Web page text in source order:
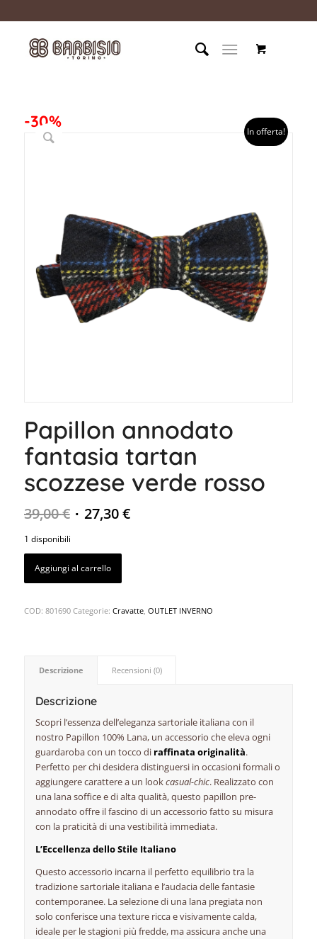
-30%
In offerta!
Papillon annodato
fantasia tartan
scozzese verde rosso
39,00€ 27,30€
1 disponibili
Aggiungi al carrello
COD: 801690 Categorie: Cravatte, OUTLET INVERNO
Descrizione Recensioni (0)
Descrizione
Scopri l’essenza dell’eleganza sartoriale italiana con il
nostro Papillon 100% Lana, un accessorio che eleva ogni
guardaroba con un tocco di raffinata originalità.
Perfetto per chi desidera distinguersi in occasioni formali o
aggiungere carattere a un lookcasual-chic. Realizzato con
una lana soffice e di alta qualità, questo papillon pre-
annodato offre il fascino di un accessorio fatto su misura
con la praticità di una vestibilità immediata.
L’Eccellenza dello Stile Italiano
Questo accessorio incarna il perfetto equilibrio tra la
tradizione sartoriale italiana e l’audacia delle fantasie
contemporanee. La selezione di una lana pregiata non
solo conferisce una texture ricca e visivamente calda,
ideale per le stagioni più fredde, ma assicura anche una